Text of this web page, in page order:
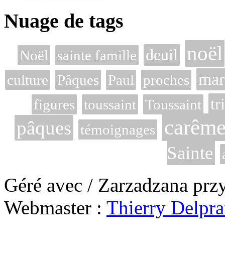
Nuage de tags
Noël sainte famille deuil noël
culture Pâques Paul proches
figures toussaint Toussaint
pâques témoignages
Sainte
Géré avec / Zarzadzana
Webmaster : Thierry